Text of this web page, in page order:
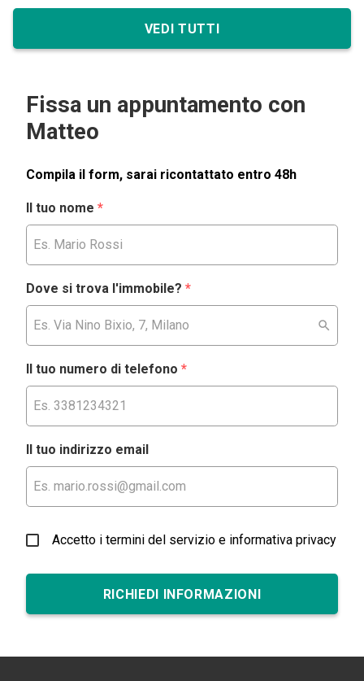
VEDI TUTTI
Fissa un appuntamento con
Matteo
Compila il form, sarai ricontattato entro 48h
Il tuo nome *
Dove si trova l'immobile? *
Il tuo numero di telefono *
Il tuo indirizzo email
Accetto i termini del servizio e informativa privacy
RICHIEDI INFORMAZIONI